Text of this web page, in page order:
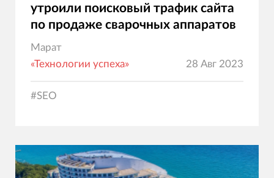
утроили поисковый трафик сайта
по продаже сварочных аппаратов
Марат
«Технологии успеха»
28 Авг 2023
#SEO